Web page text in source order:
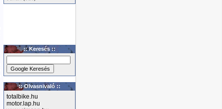
:: Keresés ::
:: Olvasnivaló ::
totalbike.hu
motor.lap.hu